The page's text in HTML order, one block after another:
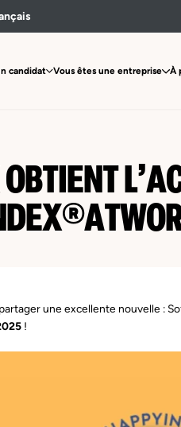
candidat Vous êtes une entreprise À
une excellente nouvelle :
!